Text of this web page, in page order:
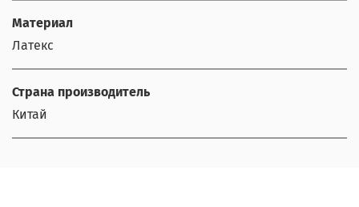
Материал
Латекс
Страна производитель
Китай